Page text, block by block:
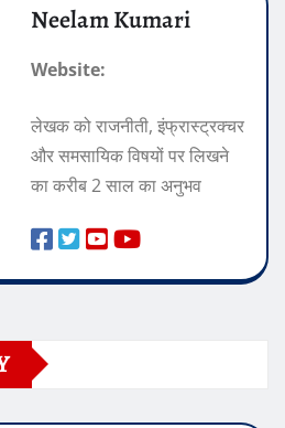
Neelam Kumari
Website:
लेखक को राजनीती, इंफ्रास्ट्रक्चर
और समसायिक विषयों पर लिखने
का करीब 2 साल का अनुभव